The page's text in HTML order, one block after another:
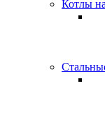
Котлы